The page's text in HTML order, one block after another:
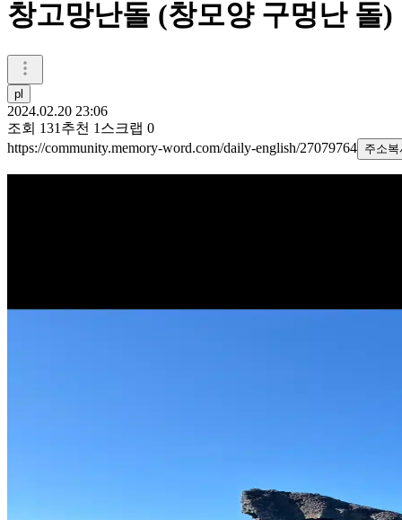
창고망난돌 (창모양 구멍난 돌)
pl
2024.02.20 23:06
조회 131 추천 1 스크랩 0
https://community.memory-word.com/daily-english/27079764 주소복